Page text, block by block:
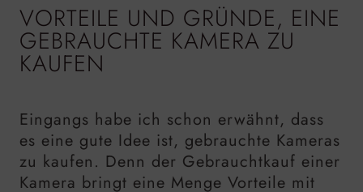
VORTEILE UND GRÜNDE, EINE
GEBRAUCHTE KAMERA ZU
KAUFEN
Eingangs habe ich schon erwähnt, dass
es eine gute Idee ist, gebrauchte Kameras
zu kaufen. Denn der Gebrauchtkauf einer
Kamera bringt eine Menge Vorteile mit